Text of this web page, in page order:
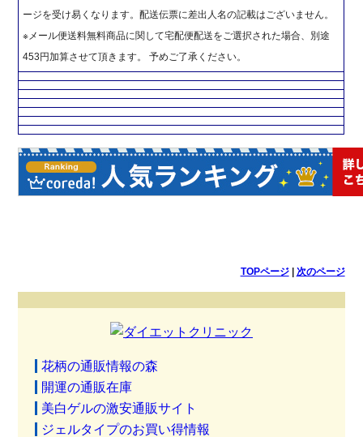
ージを受け易くなります。配送伝票に差出人名の記載はございません。
※メール便送料無料商品に関して宅配便配送をご選択された場合、別途
453円加算させて頂きます。 予めご了承ください。
TOPページ| 次のページ
花柄の通販情報の森
開運の通販在庫
美白ゲルの激安通販サイト
ジェルタイプのお買い得情報